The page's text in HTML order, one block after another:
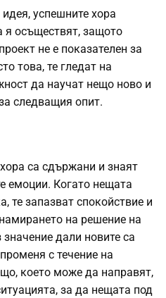
успешните хора
я осъществят, защото
не е показателен за
това, те гледат на
да научат нещо ново и
следващия опит.
са сдържани и знаят
емоции. Когато нещата
те запазват спокойствие и
на решение на
дали новите са
с течение на
което може да направят,
за да нещата под